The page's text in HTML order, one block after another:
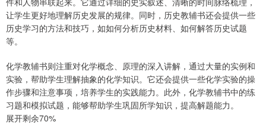
让学生更好地理解历史发展的规律。同时，历史教辅书还会提供一些
历史学习的方法和技巧，如如何分析历史材料、如何解答历史试题
等。
化学教辅书则注重对化学概念、原理的深入讲解，通过大量的实例和
实验，帮助学生理解抽象的化学知识。它还会提供一些化学实验的操
作步骤和注意事项，培养学生的实践能力。此外，化学教辅书中的练
习题和模拟试题，能够帮助学生巩固所学知识，提高解题能力。
展开剩余70%